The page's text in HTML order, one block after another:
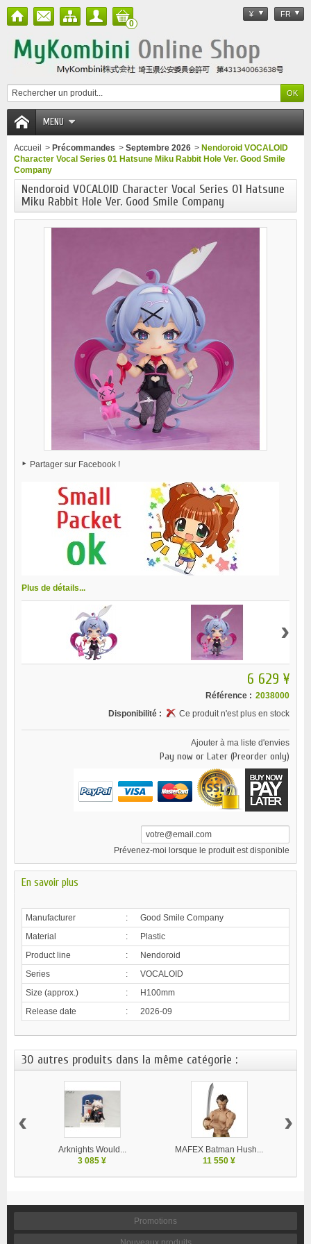
¥ FR
0
MENU
Accueil > Précommandes > Septembre 2026 > Nendoroid VOCALOID
Character Vocal Series 01 Hatsune Miku Rabbit Hole Ver. Good Smile
Company
Nendoroid VOCALOID Character Vocal Series 01 Hatsune
Miku Rabbit Hole Ver. Good Smile Company
Partager sur Facebook !
Plus de détails...
›
6 629 ¥
Référence : 2038000
Disponibilité :
Ce produit n'est plus en stock
Ajouter à ma liste d'envies
Pay now or Later (Preorder only)
Prévenez-moi lorsque le produit est disponible
En savoir plus
Manufacturer :
Good Smile Company
Material
:
Plastic
Product line
:
Nendoroid
Series
:
VOCALOID
Size (approx.)
:
H100mm
Release date
: 2026-09
30 autres produits dans la même catégorie :
Arknights Would...
3 085 ¥
MAFEX Batman Hush...
11 550 ¥
‹ ›
Promotions